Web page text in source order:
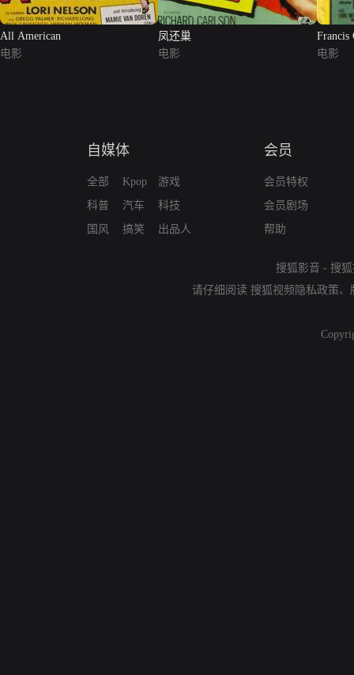
All American
电影
凤还巢
电影
Francis
电影
自媒体
全部
科普
国风
Kpop
汽车
搞笑
游戏
科技
出品人
会员
会员特权
会员剧场
帮助
搜狐影音 - 搜
请仔细阅读 搜狐视频隐私政策、